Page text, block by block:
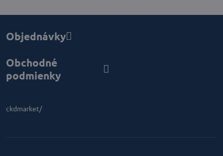
Objednávky
Obchodné
podmienky
ckdmarket/